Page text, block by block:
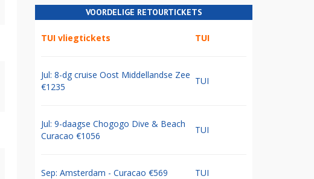
VOORDELIGE RETOURTICKETS
TUI vliegtickets TUI
Jul: 8-dg cruise Oost Middellandse Zee
€1235
TUI
Jul: 9-daagse Chogogo Dive & Beach
Curacao €1056
TUI
Sep: Amsterdam - Curacao €569 TUI